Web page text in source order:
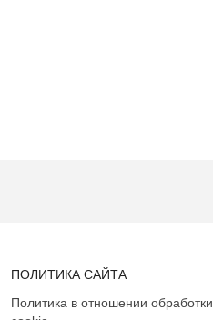
ПОЛИТИКА САЙТА
Политика в отношении обработки